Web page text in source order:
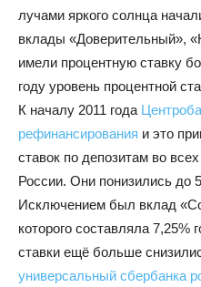
лучами яркого солнца
вклады «Доверительный»,
имели процентную ставку
году уровень процентной
К началу 2011 года
рефинансирования и это
ставок по депозитам во
России. Они понизились до
Исключением был вклад
которого составляла 7,25%
ставки ещё больше
универсальный сбербанка